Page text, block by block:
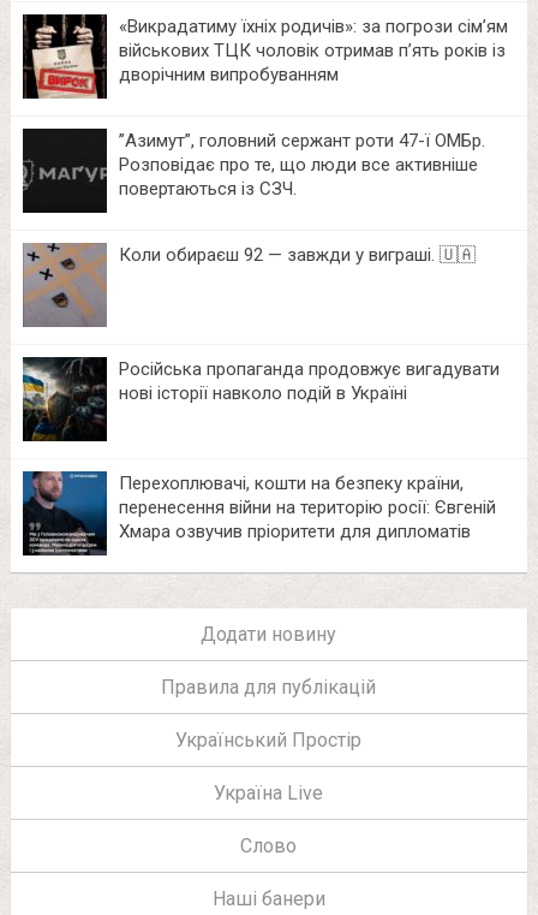
«Викрадатиму їхніх родичів»: за погрози сім’ям
військових ТЦК чоловік отримав п’ять років із
дворічним випробуванням
⁨”Азимут”, головний сержант роти 47-ї ОМБр.
Розповідає про те, що люди все активніше
повертаються із СЗЧ.
Коли обираєш 92 — завжди у виграші. 🇺🇦
Російська пропаганда продовжує вигадувати
нові історії навколо подій в Україні
Перехоплювачі, кошти на безпеку країни,
перенесення війни на територію росії: Євгеній
Хмара озвучив пріоритети для дипломатів
Додати новину
Правила для публікацій
Український Простір
Україна Live
Слово
Наші банери